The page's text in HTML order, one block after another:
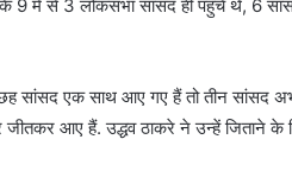
के 9 में से 3 लोकसभा सांसद ही पहुंचे थे, 6
सांसद एक साथ आए गए हैं तो तीन सांसद
जीतकर आए हैं. उद्धव ठाकरे ने उन्हें जिताने के